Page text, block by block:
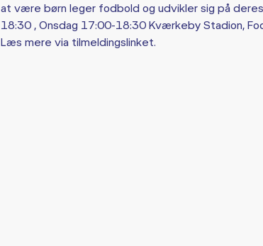
at være børn leger fodbold og udvikler sig på
18:30 , Onsdag 17:00-18:30 Kværkeby Stadion,
Læs mere via tilmeldingslinket.